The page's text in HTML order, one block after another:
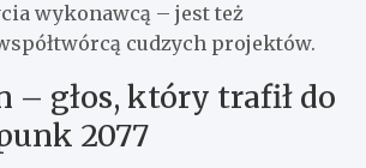
wykonawcą – jest też
cudzych projektów.
– głos, który trafił do
2077